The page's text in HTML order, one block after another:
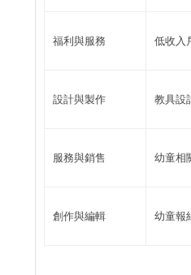
福利與服務 低收入
設計與製作 教具設
服務與銷售 幼童相
創作與編輯 幼童報